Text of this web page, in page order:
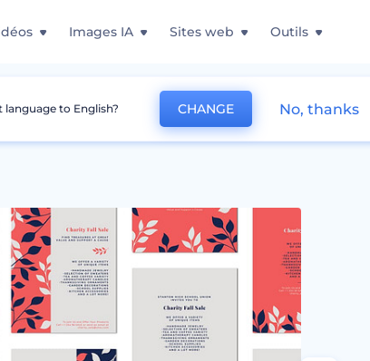
Images IA Sites web Outils
de designs pour la vente de charité
to English? CHANGE No, thanks